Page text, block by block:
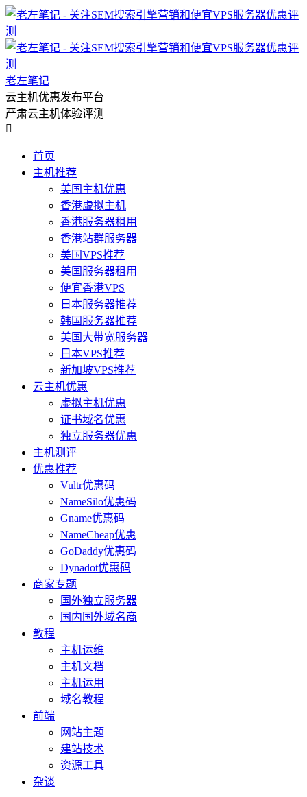
老左笔记
云主机优惠发布平台
严肃云主机体验评测

首页
主机推荐
美国主机优惠
香港虚拟主机
香港服务器租用
香港站群服务器
美国VPS推荐
美国服务器租用
便宜香港VPS
日本服务器推荐
韩国服务器推荐
美国大带宽服务器
日本VPS推荐
新加坡VPS推荐
云主机优惠
虚拟主机优惠
证书域名优惠
独立服务器优惠
主机测评
优惠推荐
Vultr优惠码
NameSilo优惠码
Gname优惠码
NameCheap优惠
GoDaddy优惠码
Dynadot优惠码
商家专题
国外独立服务器
国内国外域名商
教程
主机运维
主机文档
主机运用
域名教程
前端
网站主题
建站技术
资源工具
杂谈